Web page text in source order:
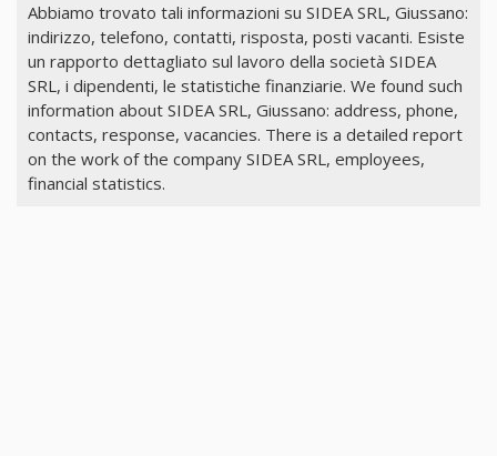
Abbiamo trovato tali informazioni su SIDEA SRL, Giussano:
indirizzo, telefono, contatti, risposta, posti vacanti. Esiste
un rapporto dettagliato sul lavoro della società SIDEA
SRL, i dipendenti, le statistiche finanziarie. We found such
information about SIDEA SRL, Giussano: address, phone,
contacts, response, vacancies. There is a detailed report
on the work of the company SIDEA SRL, employees,
financial statistics.